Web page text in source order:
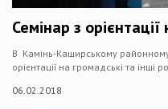
Семінар з
В Камінь-Каширському районному
орієнтації на громадські та інші
06.02.2018